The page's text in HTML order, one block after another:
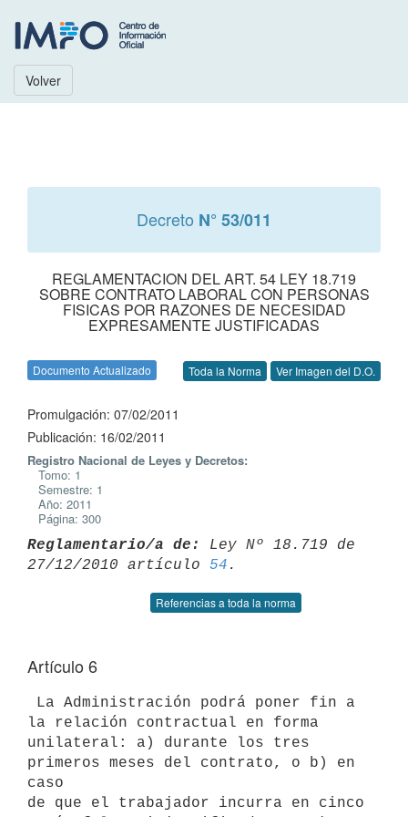
Volver
Decreto N° 53/011
REGLAMENTACION DEL ART. 54 LEY 18.719
SOBRE CONTRATO LABORAL CON PERSONAS
FISICAS POR RAZONES DE NECESIDAD
EXPRESAMENTE JUSTIFICADAS
Documento Actualizado Toda la Norma Ver Imagen del D.O.
Promulgación: 07/02/2011
Publicación: 16/02/2011
Registro Nacional de Leyes y Decretos:
Tomo: 1
Semestre: 1
Año: 2011
Página: 300
Reglamentario/a de:
Ley Nº 18.719 de
27/12/2010 artículo 54
Referencias a toda la norma
Artículo 6
la relación contractual en forma
unilateral: a) durante los tres
primeros meses del contrato, o b) en
caso
de que el trabajador incurra en cinco